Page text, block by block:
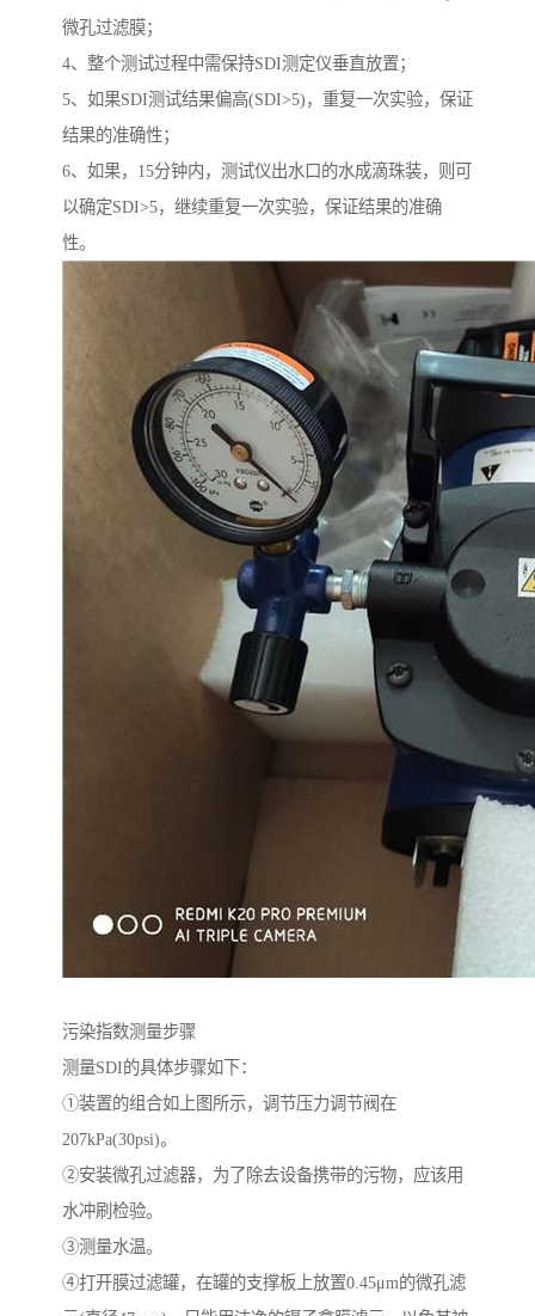
微孔过滤膜；
4、整个测试过程中需保持SDI测定仪垂直放置；
5、如果SDI测试结果偏高(SDI>5)，重复一次实验，保证
结果的准确性；
6、如果，15分钟内，测试仪出水口的水成滴珠装，则可
以确定SDI>5，继续重复一次实验，保证结果的准确
性。
污染指数测量步骤
测量SDI的具体步骤如下：
①装置的组合如上图所示，调节压力调节阀在
207kPa(30psi)。
②安装微孔过滤器，为了除去设备携带的污物，应该用
水冲刷检验。
③测量水温。
④打开膜过滤罐，在罐的支撑板上放置0.45μm的微孔滤